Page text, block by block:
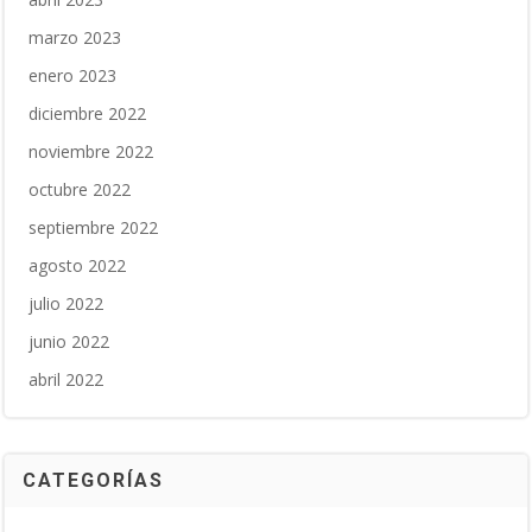
marzo 2023
enero 2023
diciembre 2022
noviembre 2022
octubre 2022
septiembre 2022
agosto 2022
julio 2022
junio 2022
abril 2022
CATEGORÍAS